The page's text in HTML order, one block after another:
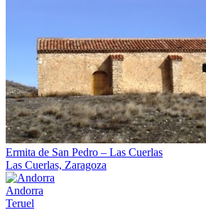
Ermita de San Pedro – Las Cuerlas
Las Cuerlas, Zaragoza
Andorra
Teruel